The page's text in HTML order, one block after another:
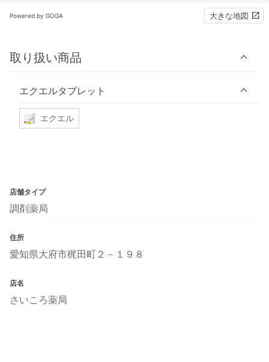
Powered by GOGA 大きな地図
取り扱い商品
エクエルタブレット
エクエル
店舗タイプ
調剤薬局
住所
愛知県大府市梶田町２－１９８
店名
さいころ薬局